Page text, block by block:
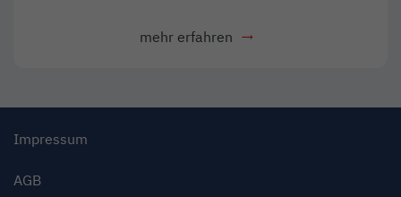
mehr erfahren
Impressum
AGB